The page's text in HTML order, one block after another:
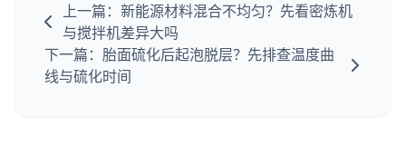
上一篇：新能源材料混合不均匀？先看密炼机
与搅拌机差异大吗
下一篇：胎面硫化后起泡脱层？先排查温度曲
线与硫化时间